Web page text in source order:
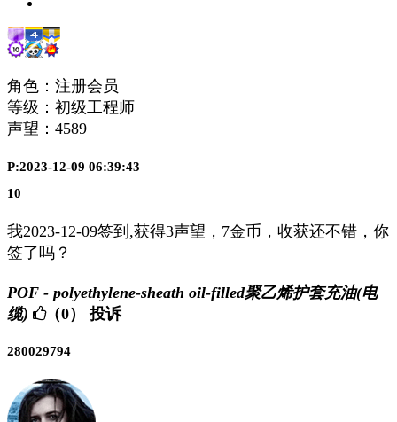
角色：注册会员
等级：初级工程师
声望： 4589
P:2023-12-09 06:39:43
10
我2023-12-09签到,获得3声望，7金币，收获还不错，你
签了吗？
POF - polyethylene-sheath oil-filled聚乙烯护套充油(电
缆)
（0） 投诉
280029794